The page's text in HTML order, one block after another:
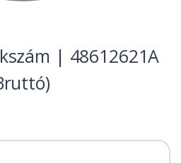
| 48612621A